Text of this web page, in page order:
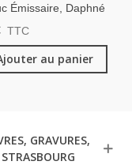
Émissaire, Daphné
1957 - , Roman
TTC
au panier
GRAVURES,